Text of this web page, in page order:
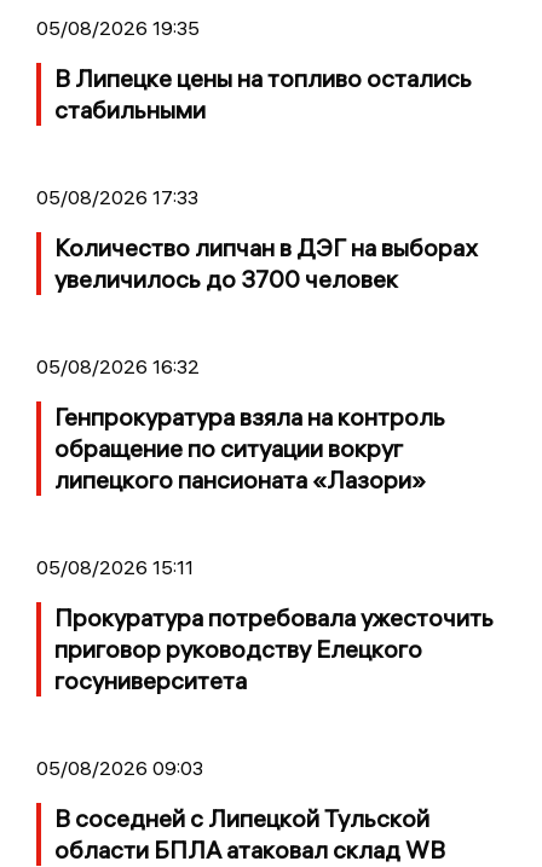
05/08/2026 19:35
В Липецке цены на топливо остались
стабильными
05/08/2026 17:33
Количество липчан в ДЭГ на выборах
увеличилось до 3700 человек
05/08/2026 16:32
Генпрокуратура взяла на контроль
обращение по ситуации вокруг
липецкого пансионата «Лазори»
05/08/2026 15:11
Прокуратура потребовала ужесточить
приговор руководству Елецкого
госуниверситета
05/08/2026 09:03
В соседней с Липецкой Тульской
области БПЛА атаковал склад WB